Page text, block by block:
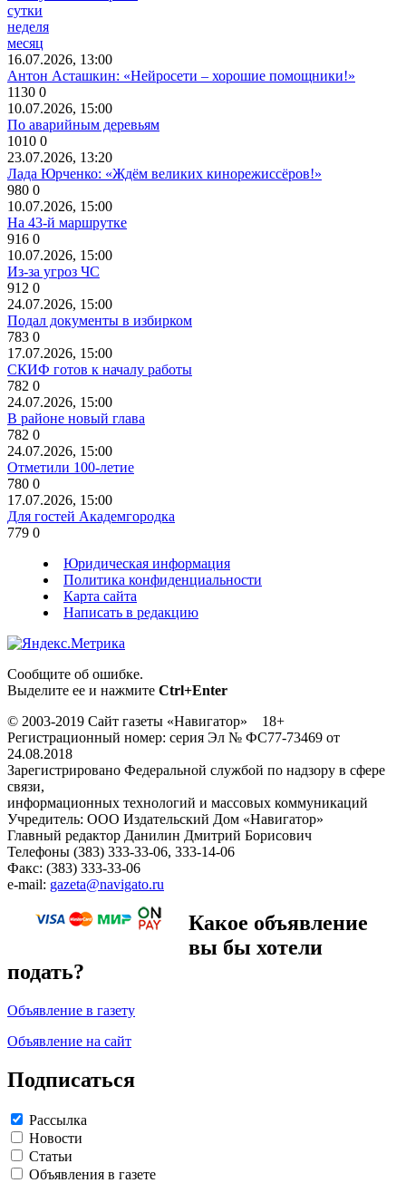
сутки
неделя
месяц
16.07.2026, 13:00
Антон Асташкин: «Нейросети – хорошие помощники!»
1130 0
10.07.2026, 15:00
По аварийным деревьям
1010 0
23.07.2026, 13:20
Лада Юрченко: «Ждём великих кинорежиссёров!»
980 0
10.07.2026, 15:00
На 43-й маршрутке
916 0
10.07.2026, 15:00
Из-за угроз ЧС
912 0
24.07.2026, 15:00
Подал документы в избирком
783 0
17.07.2026, 15:00
СКИФ готов к началу работы
782 0
24.07.2026, 15:00
В районе новый глава
782 0
24.07.2026, 15:00
Отметили 100-летие
780 0
17.07.2026, 15:00
Для гостей Академгородка
779 0
Юридическая информация
Политика конфиденциальности
Карта сайта
Написать в редакцию
Сообщите об ошибке.
Выделите ее и нажмите Ctrl+Enter
© 2003-2019 Сайт газеты «Навигатор» 18+
Регистрационный номер: серия Эл № ФС77-73469 от
24.08.2018
Зарегистрировано Федеральной службой по надзору в сфере
связи,
информационных технологий и массовых коммуникаций
Учредитель: ООО Издательский Дом «Навигатор»
Главный редактор Данилин Дмитрий Борисович
Телефоны (383) 333-33-06, 333-14-06
Факс: (383) 333-33-06
e-mail: gazeta@navigato.ru
Какое объявление
вы бы хотели
подать?
Объявление в газету
Объявление на сайт
Подписаться
Рассылка
Новости
Статьи
Объявления в газете